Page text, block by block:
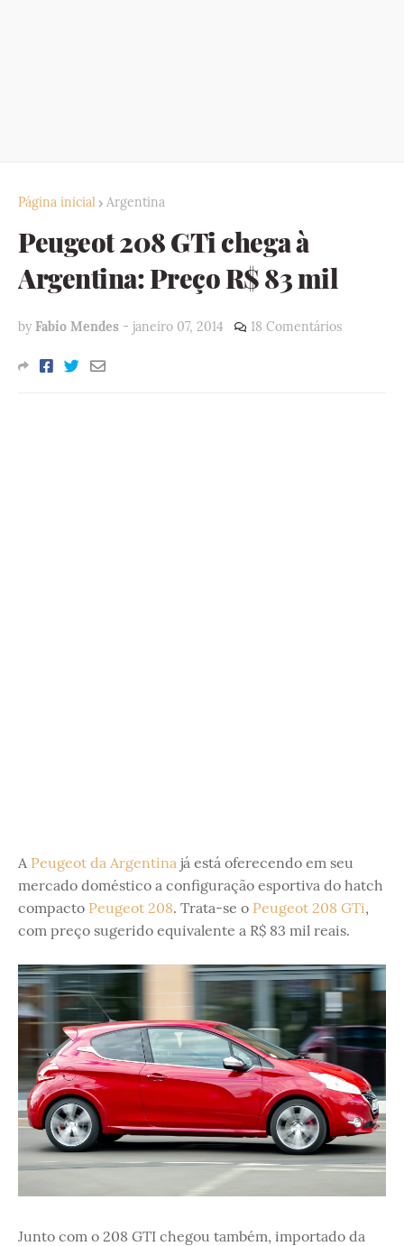
Página inicial Argentina
Peugeot 208 GTi chega à
Argentina: Preço R$ 83 mil
by Fabio Mendes - janeiro 07, 2014 18 Comentários
A Peugeot da Argentina já está oferecendo em seu
mercado doméstico a configuração esportiva do hatch
compacto Peugeot 208. Trata-se o Peugeot 208 GTi,
com preço sugerido equivalente a R$ 83 mil reais.
Junto com o 208 GTI chegou também, importado da